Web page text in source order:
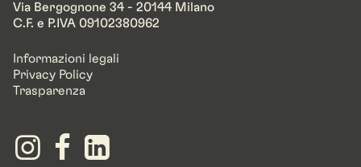
Via Bergognone 34 - 20144 Milano
C.F. e P.IVA 09102380962
Informazioni legali
Privacy Policy
Trasparenza